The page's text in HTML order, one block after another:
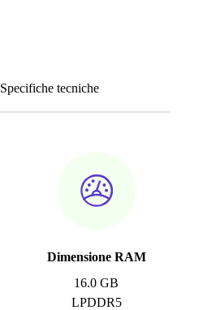
Specifiche tecniche
Dimensione RAM
16.0 GB
LPDDR5